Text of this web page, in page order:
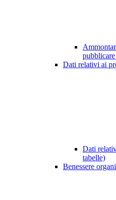
Dati relativi ai
Dati
tabelle)
Benessere